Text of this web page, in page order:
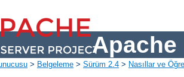
Apache
> Belgeleme > Sürüm 2.4 > Nasıllar ve